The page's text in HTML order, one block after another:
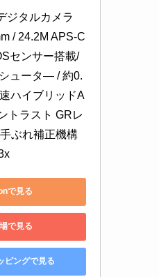
ジタルカメラ
/ 24.2M APS-C
センサー搭載/
ュータ― / 約0.
ハイブリッドA
トラスト GRレ
ぶれ補正機構
で見る
で見る
ピングで見る